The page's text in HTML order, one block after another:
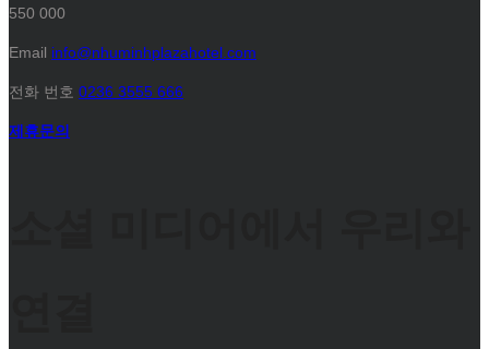
550 000
Email info@nhuminhplazahotel.com
전화 번호 0236 3555 666
제휴문의